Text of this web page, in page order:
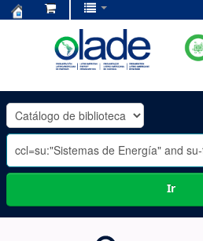
OLADE
-
Ir